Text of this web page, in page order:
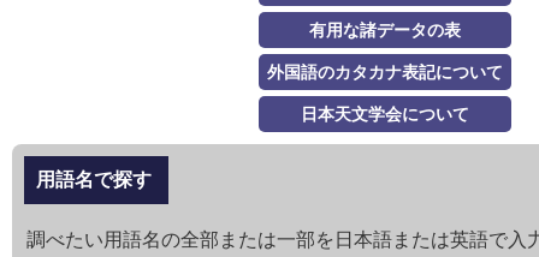
有用な諸データの表
外国語のカタカナ表記について
日本天文学会について
用語名で探す
調べたい用語名の全部または一部を日本語または英語で入